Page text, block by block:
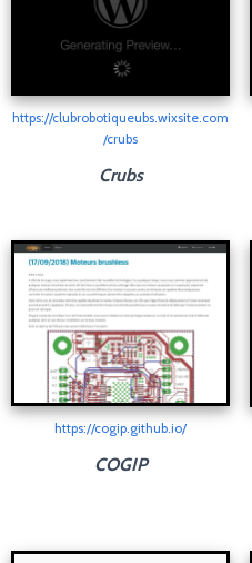
https://clubrobotiqueubs.wixsite.com
/crubs
Crubs
https://cogip.github.io/
COGIP